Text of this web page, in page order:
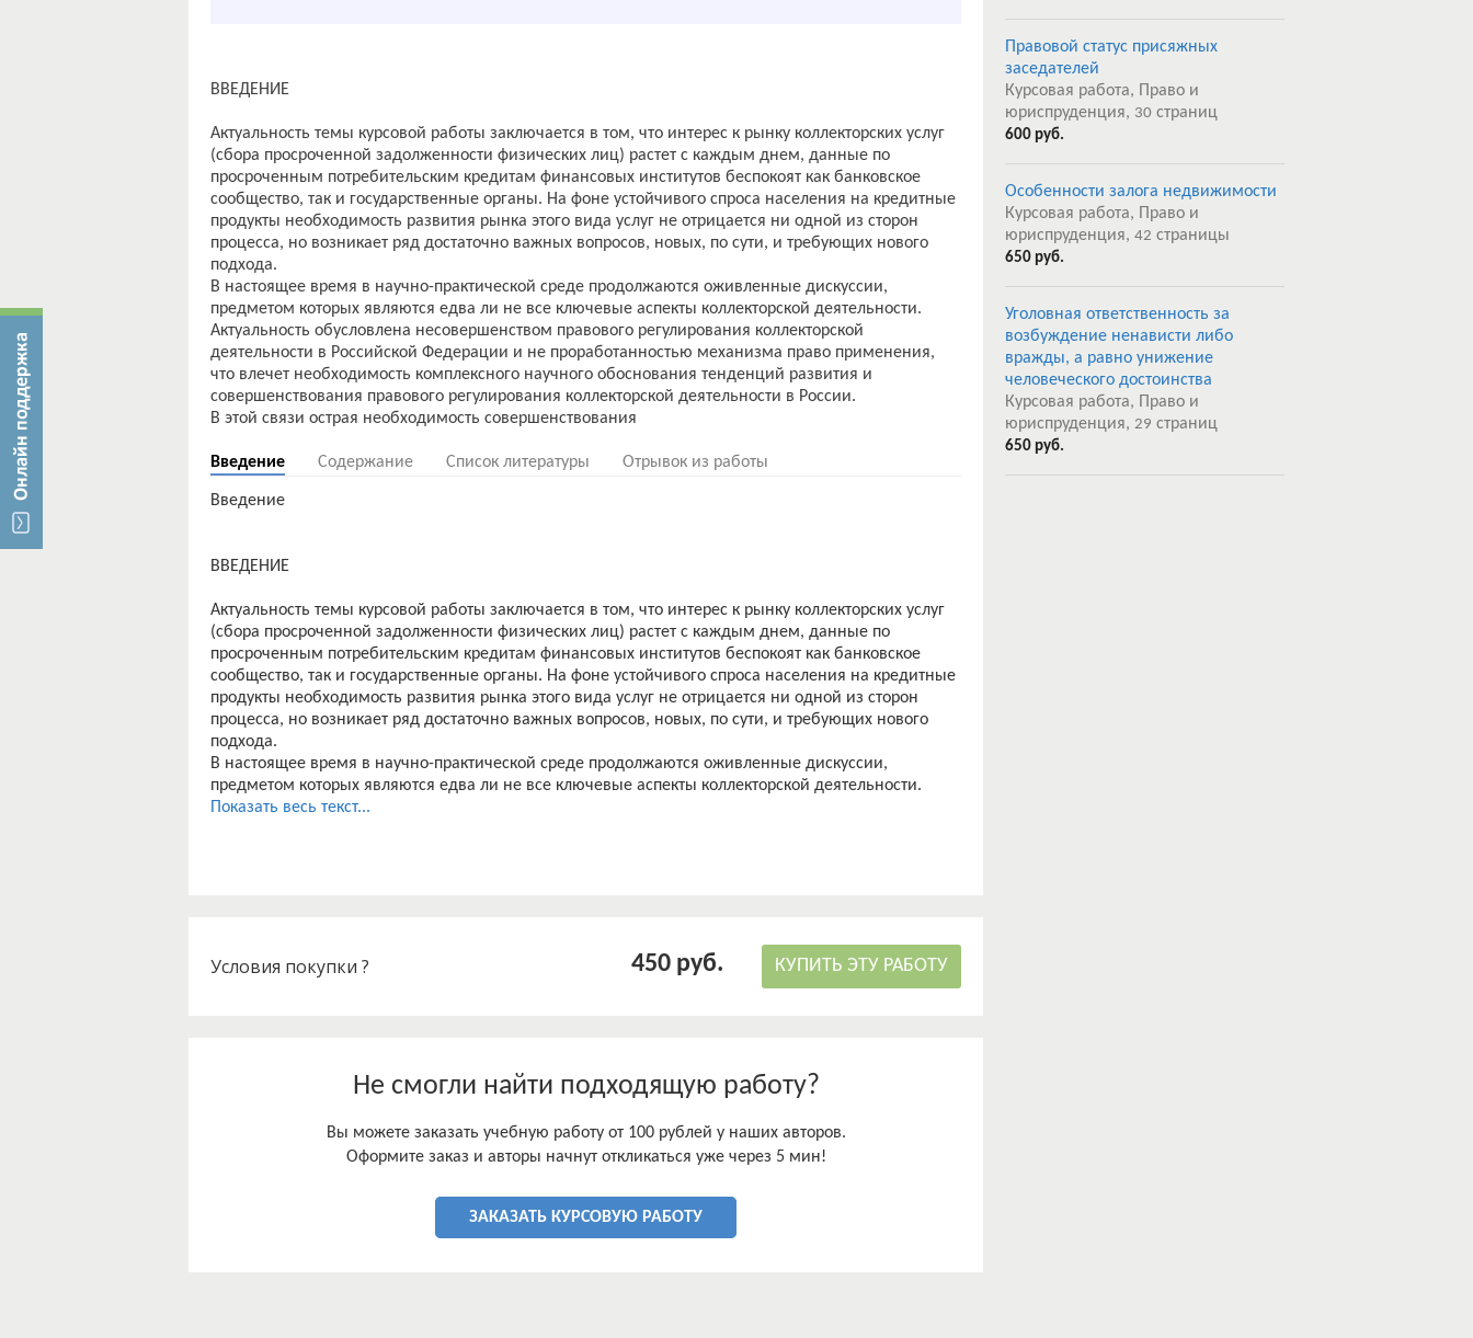
ВВЕДЕНИЕ
Актуальность темы курсовой работы заключается в том, что интерес к рынку коллекторских услуг
(сбора просроченной задолженности физических лиц) растет с каждым днем, данные по
просроченным потребительским кредитам финансовых институтов беспокоят как банковское
сообщество, так и государственные органы. На фоне устойчивого спроса населения на кредитные
продукты необходимость развития рынка этого вида услуг не отрицается ни одной из сторон
процесса, но возникает ряд достаточно важных вопросов, новых, по сути, и требующих нового
подхода.
В настоящее время в научно-практической среде продолжаются оживленные дискуссии,
предметом которых являются едва ли не все ключевые аспекты коллекторской деятельности.
Актуальность обусловлена несовершенством правового регулирования коллекторской
деятельности в Российской Федерации и не проработанностью механизма право применения,
что влечет необходимость комплексного научного обоснования тенденций развития и
совершенствования правового регулирования коллекторской деятельности в России.
Введение Содержание Список литературы Отрывок из работы
Введение
ВВЕДЕНИЕ
Актуальность темы курсовой работы заключается в том, что интерес к рынку коллекторских услуг
(сбора просроченной задолженности физических лиц) растет с каждым днем, данные по
просроченным потребительским кредитам финансовых институтов беспокоят как банковское
сообщество, так и государственные органы. На фоне устойчивого спроса населения на кредитные
продукты необходимость развития рынка этого вида услуг не отрицается ни одной из сторон
процесса, но возникает ряд достаточно важных вопросов, новых, по сути, и требующих нового
подхода.
В настоящее время в научно-практической среде продолжаются оживленные дискуссии,
предметом которых являются едва ли не все ключевые аспекты коллекторской деятельности.
Актуальность обусловлена несовершенством правового регулирования коллекторской
Показать весь текст...
Условия покупки ? 450 руб. КУПИТЬ ЭТУ РАБОТУ
Не смогли найти подходящую работу?
Вы можете заказать учебную работу от 100 рублей у наших авторов.
Оформите заказ и авторы начнут откликаться уже через 5 мин!
ЗАКАЗАТЬ КУРСОВУЮ РАБОТУ
Правовой статус присяжных
заседателей
Курсовая работа, Право и
юриспруденция, 30 страниц
600 руб.
Особенности залога недвижимости
Курсовая работа, Право и
юриспруденция, 42 страницы
650 руб.
Уголовная ответственность за
возбуждение ненависти либо
вражды, а равно унижение
человеческого достоинства
Курсовая работа, Право и
юриспруденция, 29 страниц
650 руб.